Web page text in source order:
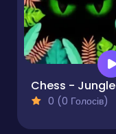
Chess - Jungle
0 (0 Голосів)